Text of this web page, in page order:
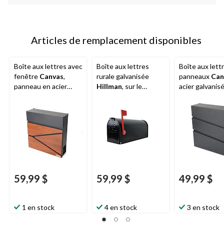
Articles de remplacement disponibles
Boîte aux lettres avec
fenêtre Canvas,
panneau en acier
59,99 $
1 en stock
Boîte aux lettres
rurale galvanisée
Hillman, sur le
59,99 $
4 en stock
Boîte aux
panneaux
acier
49,99 $
3 en stock